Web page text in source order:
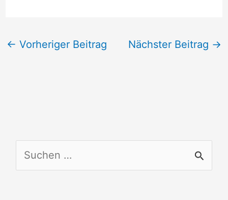
← Vorheriger Beitrag Nächster Beitrag →
u